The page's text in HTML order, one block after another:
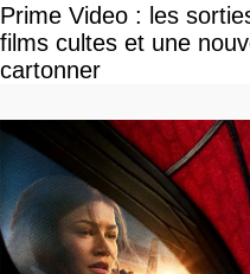
Prime Video : les
films cultes et une
cartonner